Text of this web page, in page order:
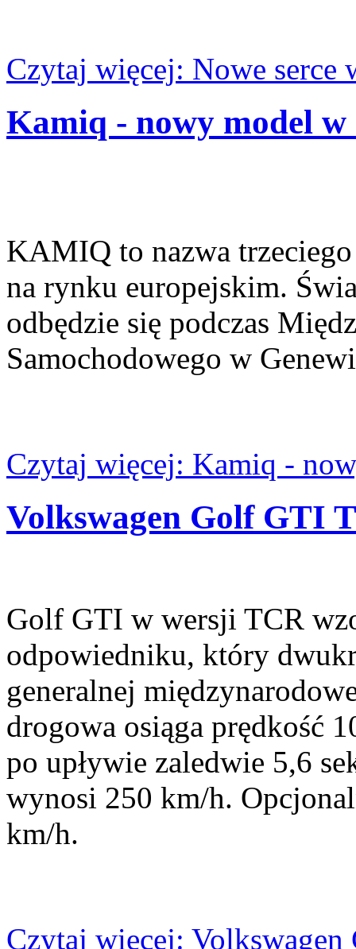
Czytaj więcej: Nowe serce
Kamiq - nowy model w
KAMIQ to nazwa
na rynku europejskim.
odbędzie się podczas
Samochodowego w
Czytaj więcej: Kamiq -
Volkswagen Golf GTI
Golf GTI w wersji TCR
odpowiedniku, który
generalnej
drogowa osiąga prędkość
po upływie zaledwie 5,6
wynosi 250 km/h.
km/h.
Czytaj więcej: